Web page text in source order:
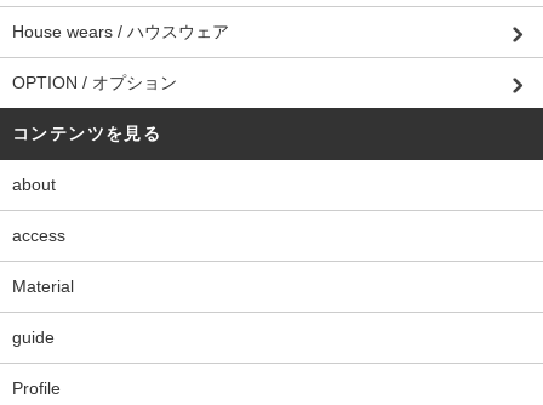
House wears / ハウスウェア
OPTION / オプション
コンテンツを見る
about
access
Material
guide
Profile